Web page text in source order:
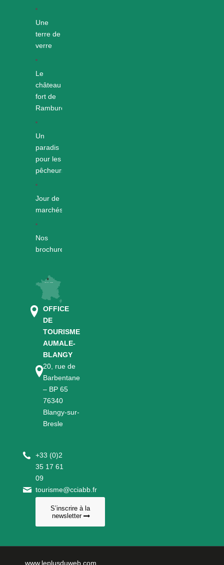
Une
terre de
verre
Le
château
fort de
Rambures
Un
paradis
pour les
pêcheurs
Jour de
marchés
Nos
brochures
OFFICE
DE
TOURISME
AUMALE-
BLANGY
20, rue de
Barbentane
– BP 65
76340
Blangy-sur-
Bresle
+33 (0)2
35 17 61
09
tourisme@cciabb.fr
S’inscrire à la
newsletter
www.leplusduweb.com